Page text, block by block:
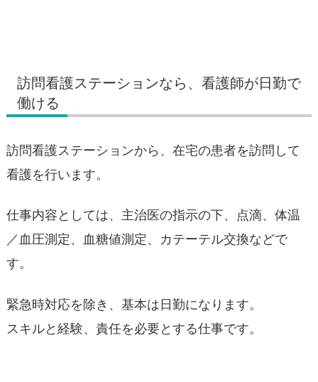
訪問看護ステーションなら、看護師が日勤で
働ける
訪問看護ステーションから、在宅の患者を訪問して
看護を行います。
仕事内容としては、主治医の指示の下、点滴、体温
／血圧測定、血糖値測定、カテーテル交換などで
す。
緊急時対応を除き、基本は日勤になります。
スキルと経験、責任を必要とする仕事です。